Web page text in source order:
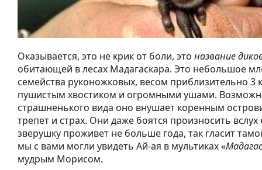
Оказывается, это не крик от боли, это название
обитающей в лесах Мадагаскара. Это небольшое
семейства руконожковых, весом приблизительно 3
пушистым хвостиком и огромными ушами.
страшненького вида оно внушает коренным
трепет и страх. Они даже боятся произносить
зверушку проживет не больше года, так гласит
мы с вами могли увидеть Ай-ая в мультиках «
мудрым Морисом.